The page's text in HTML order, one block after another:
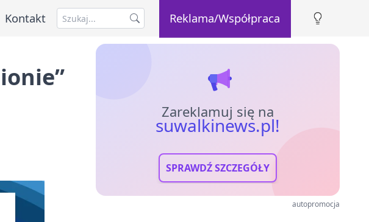
Kontakt Reklama/Współpraca
Zareklamuj się na
suwalkinews.pl!
SPRAWDŹ SZCZEGÓŁY
autopromocja